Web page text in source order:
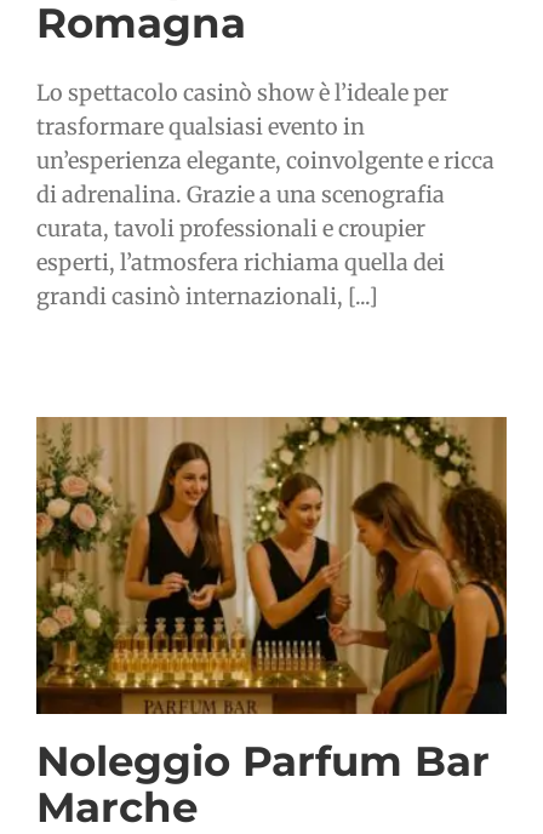
Romagna
Lo spettacolo casinò show è l’ideale per
trasformare qualsiasi evento in
un’esperienza elegante, coinvolgente e ricca
di adrenalina. Grazie a una scenografia
curata, tavoli professionali e croupier
esperti, l’atmosfera richiama quella dei
grandi casinò internazionali, [...]
Noleggio Parfum Bar
Marche